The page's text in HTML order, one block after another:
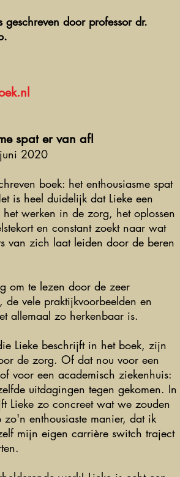
door professor dr.
spat er van af!
2020
boek: het enthousiasme spat
is heel duidelijk dat Lieke een
het werken in de zorg, het oplossen
en constant zoekt naar wat
van zich laat leiden door de beren
om te lezen door de zeer
de vele praktijkvoorbeelden en
allemaal zo herkenbaar is.
Lieke beschrijft in het boek, zijn
de zorg. Of dat nou voor een
voor een academisch ziekenhuis:
uitdagingen tegen gekomen. In
Lieke zo concreet wat we zouden
enthousiaste manier, dat ik
mijn eigen carrière switch traject